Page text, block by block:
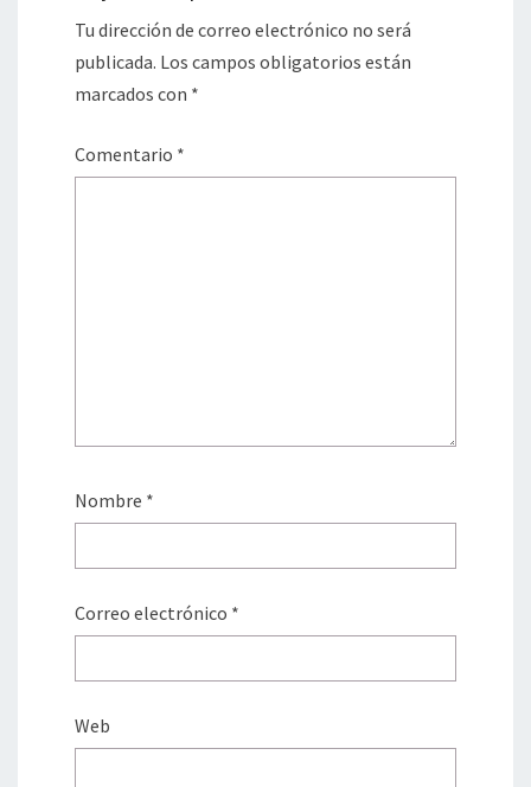
Tu dirección de correo electrónico no será
publicada. Los campos obligatorios están
marcados con *
Comentario *
Nombre *
Correo electrónico *
Web